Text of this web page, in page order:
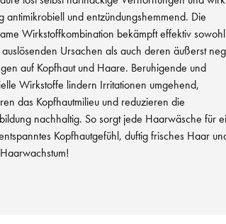
antimikrobiell und entzündungshemmend. Die
Wirkstoffkombination bekämpft effektiv
Ursachen als auch deren äußerst
auf Kopfhaut und Haare. Beruhigende und
Wirkstoffe lindern Irritationen umgehend,
das Kopfhautmilieu und reduzieren die
nachhaltig. So sorgt jede Haarwäsche für
Kopfhautgefühl, duftig frisches Haar